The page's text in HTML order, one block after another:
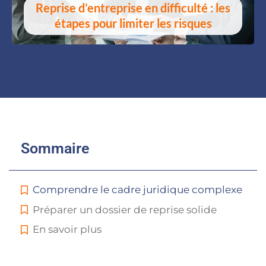
Reprise d’entreprise en difficulté : les
étapes pour limiter les risques
Sommaire
Comprendre le cadre juridique complexe
Préparer un dossier de reprise solide
En savoir plus